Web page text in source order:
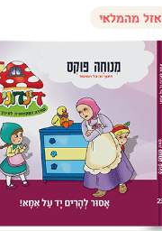
אזל מהמלאי